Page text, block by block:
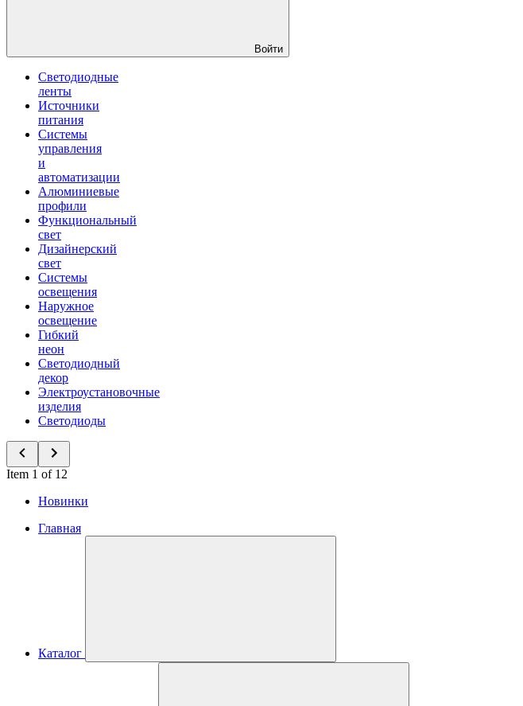
Войти
Светодиодные
ленты
Источники
питания
Системы
управления
и
автоматизации
Алюминиевые
профили
Функциональный
свет
Дизайнерский
свет
Системы
освещения
Наружное
освещение
Гибкий
неон
Светодиодный
декор
Электроустановочные
изделия
Светодиоды
Item 1 of 12
Новинки
Главная
Каталог